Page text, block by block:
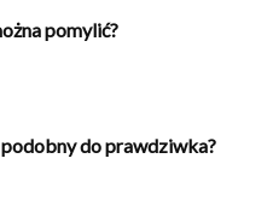
pomylić?
do prawdziwka?